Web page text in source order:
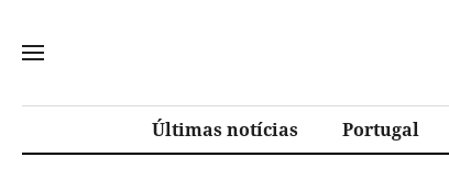
Últimas notícias Portugal